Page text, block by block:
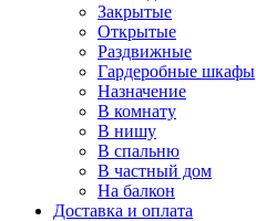
Закрытые
Открытые
Раздвижные
Гардеробные шкафы
Назначение
В комнату
В нишу
В спальню
В частный дом
На балкон
Доставка и оплата